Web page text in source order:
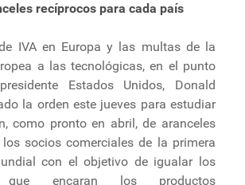
recíprocos para cada país
IVA en Europa y las multas de la
a las tecnológicas, en el punto
Estados Unidos, Donald
la orden este jueves para estudiar
como pronto en abril, de aranceles
socios comerciales de la primera
con el objetivo de igualar los
que encaran los productos